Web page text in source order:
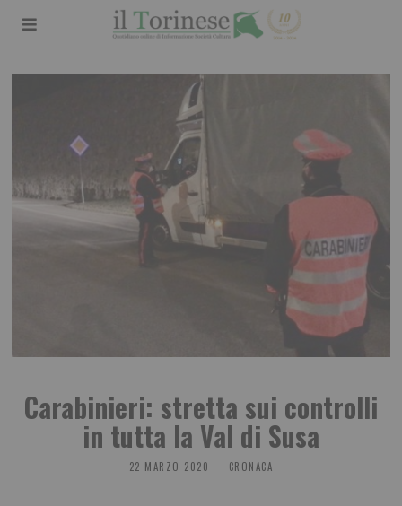
Carabinieri: stretta sui controlli
in tutta la Val di Susa
22 MARZO 2020 CRONACA